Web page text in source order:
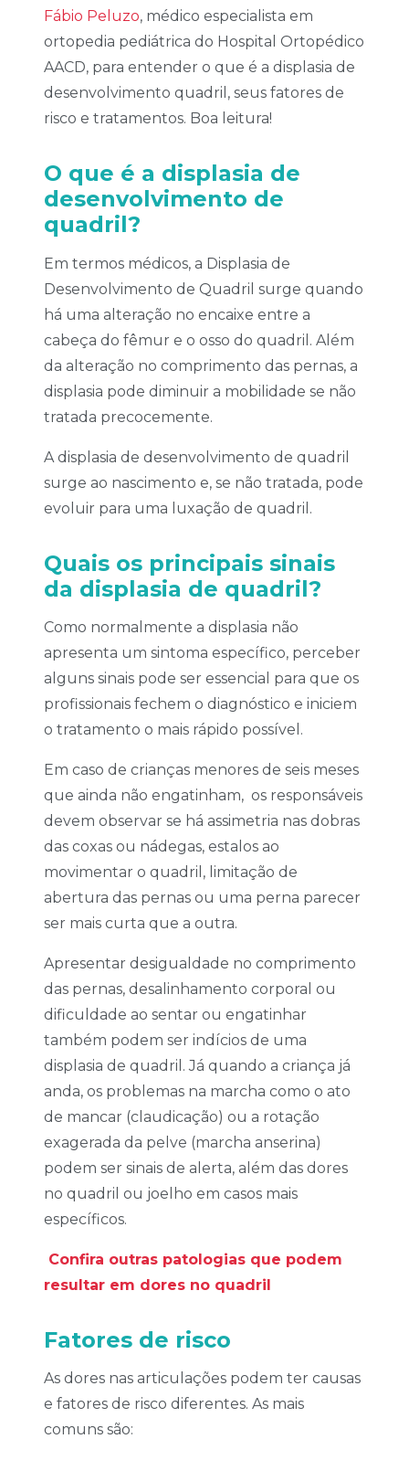
Fábio Peluzo, médico especialista em
ortopedia pediátrica do Hospital Ortopédico
AACD, para entender o que é a displasia de
desenvolvimento quadril, seus fatores de
risco e tratamentos. Boa leitura!
O que é a displasia de
desenvolvimento de
quadril?
Em termos médicos, a Displasia de
Desenvolvimento de Quadril surge quando
há uma alteração no encaixe entre a
cabeça do fêmur e o osso do quadril. Além
da alteração no comprimento das pernas, a
displasia pode diminuir a mobilidade se não
tratada precocemente.
A displasia de desenvolvimento de quadril
surge ao nascimento e, se não tratada, pode
evoluir para uma luxação de quadril.
Quais os principais sinais
da displasia de quadril?
Como normalmente a displasia não
apresenta um sintoma específico, perceber
alguns sinais pode ser essencial para que os
profissionais fechem o diagnóstico e iniciem
o tratamento o mais rápido possível.
Em caso de crianças menores de seis meses
que ainda não engatinham, os responsáveis
devem observar se há assimetria nas dobras
das coxas ou nádegas, estalos ao
movimentar o quadril, limitação de
abertura das pernas ou uma perna parecer
ser mais curta que a outra.
Apresentar desigualdade no comprimento
das pernas, desalinhamento corporal ou
dificuldade ao sentar ou engatinhar
também podem ser indícios de uma
displasia de quadril. Já quando a criança já
anda, os problemas na marcha como o ato
de mancar (claudicação) ou a rotação
exagerada da pelve (marcha anserina)
podem ser sinais de alerta, além das dores
no quadril ou joelho em casos mais
específicos.
Confira outras patologias que podem
resultar em dores no quadril
Fatores de risco
As dores nas articulações podem ter causas
e fatores de risco diferentes. As mais
comuns são: